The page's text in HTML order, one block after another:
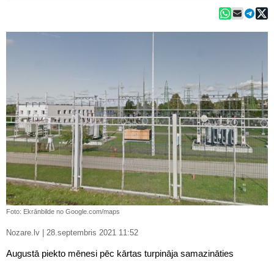
Foto: Ekrānbilde no Google.com/maps
Nozare.lv | 28.septembris 2021 11:52
Augustā piekto mēnesi pēc kārtas turpināja samazināties